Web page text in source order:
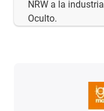
NRW a la
Oculto.